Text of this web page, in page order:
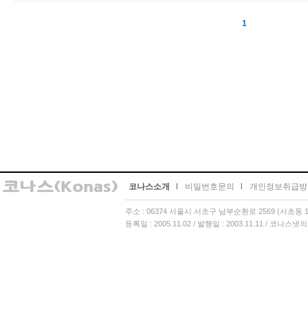
1
코나스소개 비밀번호문의 개인정보취급
주소 : 06374 서울시 서초구 남부순환로 2569 (서초
등록일 : 2005.11.02 / 발행일 : 2003.11.11 / 코나스넷